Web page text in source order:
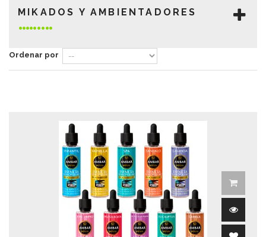
MIKADOS Y AMBIENTADORES
Ordenar por